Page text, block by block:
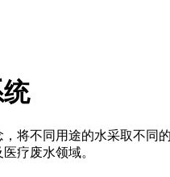
将不同用途的水采取不同
疗废水领域。